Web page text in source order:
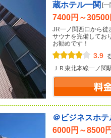
蔵ホテル一関 [
7400円～30500
JR一ノ関西口から徒
サウナを完備してお
お勧めです！
3.9
ＪＲ東北本線一ノ
＠ビジネスホテ
6000円～8500円